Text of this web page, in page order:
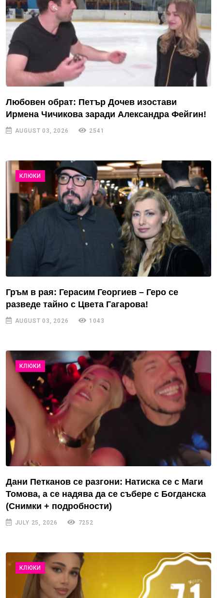
Любовен обрат: Петър Дочев изостави
Ирмена Чичикова заради Александра Фейгин!
AUGUST 03, 2026 2541
КЛЮКИ
Гръм в рая: Герасим Георгиев – Геро се
разведе тайно с Цвета Гагарова!
AUGUST 03, 2026 1043
КЛЮКИ
Дани Петканов се разгони: Натиска се с Маги
Томова, а се надява да се събере с Богданска
(Снимки + подробности)
JULY 25, 2026 7252
КЛЮКИ